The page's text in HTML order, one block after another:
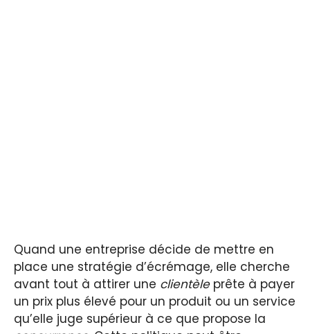
Quand une entreprise décide de mettre en
place une stratégie d’écrémage, elle cherche
avant tout à attirer une clientèleprête à payer
un prix plus élevé pour un produit ou un service
qu’elle juge supérieur à ce que propose la